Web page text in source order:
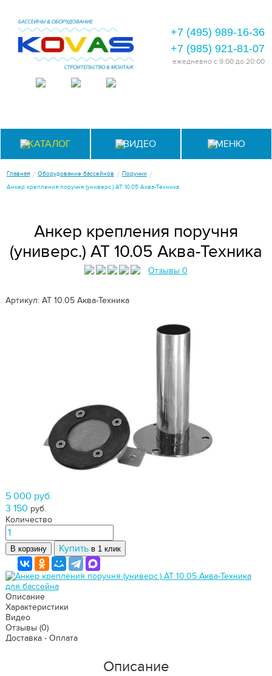
+7 (495) 989-16-36
+7 (985) 921-81-07
ежедневно с 9:00 до 20:00
КАТАЛОГ ВИДЕО МЕНЮ
Главная / Оборудование бассейнов / Поручни /
Анкер крепления поручня (универс.) АТ 10.05 Аква-Техника
Анкер крепления поручня
(универс.) АТ 10.05 Аква-Техника
Отзывы 0
Артикул: АТ 10.05 Аква-Техника
5 000 руб.
3 150 руб.
Количество
В корзину Купить в 1 клик
Описание
Характеристики
Видео
Отзывы (0)
Доставка - Оплата
Описание